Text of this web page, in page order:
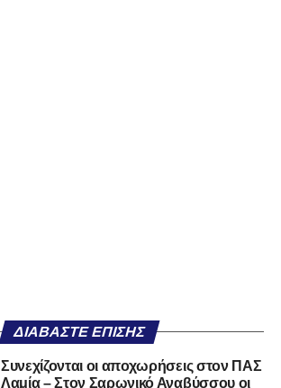
ΔΙΑΒΆΣΤΕ ΕΠΊΣΗΣ
Συνεχίζονται οι αποχωρήσεις στον ΠΑΣ
Λαμία – Στον Σαρωνικό Αναβύσσου οι